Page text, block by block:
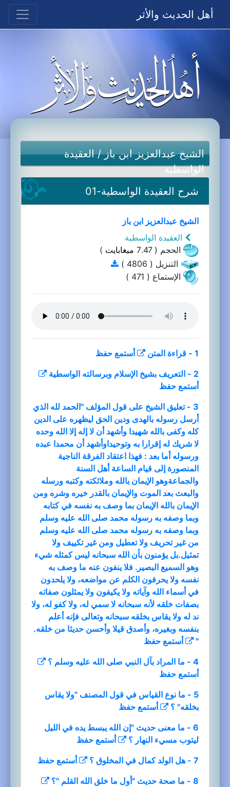
أهل الحديث والأثر
الشيخ عبدالعزيز ابن باز/العقيدة
الواسطية
شرح العقيدة الواسطية-01
الشيخ عبدالعزيز ابن باز
العقيدة الواسطية
الحجم ( 7.47
ميغابايت )
التنزيل ( 4806 )
الإستماع ( 471 )
1 - قراءة المتن أستمع حفظ
2 - التعريف بشيخ الإسلام وبرسالته الواسطية
أستمع حفظ
3 - تعليق الشيخ على قول المؤلف "الحمد لله الذي
أرسل رسوله بالهدى ودين الحق ليظهره على الدين
كله وكفى بالله شهيدا وأشهد أن لا إله إلا الله وحده
لا شريك له إقرارا به وتوحيداوأشهد أن محمدا عبده
ورسوله أما بعد : فهذا اعتقاد الفرقة الناجية
المنصورة إلى قيام الساعة أهل السنة
والجماعةوهو الإيمان بالله وملائكته وكتبه ورسله
والبعث بعد الموت والإيمان بالقدر خيره وشره ومن
الإيمان بالله الإيمان بما وصف به نفسه في كتابه
وبما وصفه به رسوله محمد صلى الله عليه وسلم
وبما وصفه به رسوله محمد صلى الله عليه وسلم
من غير تحريف ولا تعطيل ومن غير تكييف ولا
تمثيل.بل يؤمنون بأن الله سبحانه ليس كمثله شيء
وهو السميع البصير. فلا ينفون عنه ما وصف به
نفسه ولا يحرفون الكلم عن مواضعه، ولا يلحدون
في أسماء الله وآياته ولا يكيفون ولا يمثلون صفاته
بصفات خلقه لأنه سبحانه لا سمي له، ولا كفو له، ولا
ند له ولا يقاس بخلقه سبحانه وتعالى فإنه أعلم
بنفسه وبغيره، وأصدق قيلا وأحسن حديثا من خلقه.
"
أستمع حفظ
4 - ما المراد بآل النبي صلى الله عليه وسلم ؟
أستمع حفظ
5 - ما نوع القياس في قول المصنف "ولا يقاس
بخلقه" ؟
أستمع حفظ
6 - ما معنى حديث "إن الله يبسط يده في الليل
ليتوب مسيء النهار ؟
أستمع حفظ
7 - هل الولد كمال في المخلوق ؟
أستمع حفظ
8 - ما صحة حديث "أول ما خلق الله القلم "؟